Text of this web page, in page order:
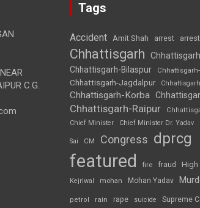
C.G.
Tags
Accident Amit Shah arrest
Chhattisgarh
Chhattisgarh-Bilaspur
Chhattisgarh-Jagdalpur
Chhattisgarh-Korba
Chhattisgarh-Raipur
Chief Minister
Chief Minister Dr. Yadav
Sai CM Congress dprcg
featured fire fraud High
Kejriwal mohan Mohan Yadav
petrol rain rape suicide Supreme